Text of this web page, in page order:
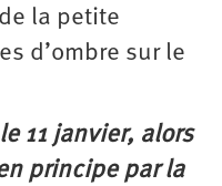
la petite
d’ombre sur le
11 janvier, alors
principe par la